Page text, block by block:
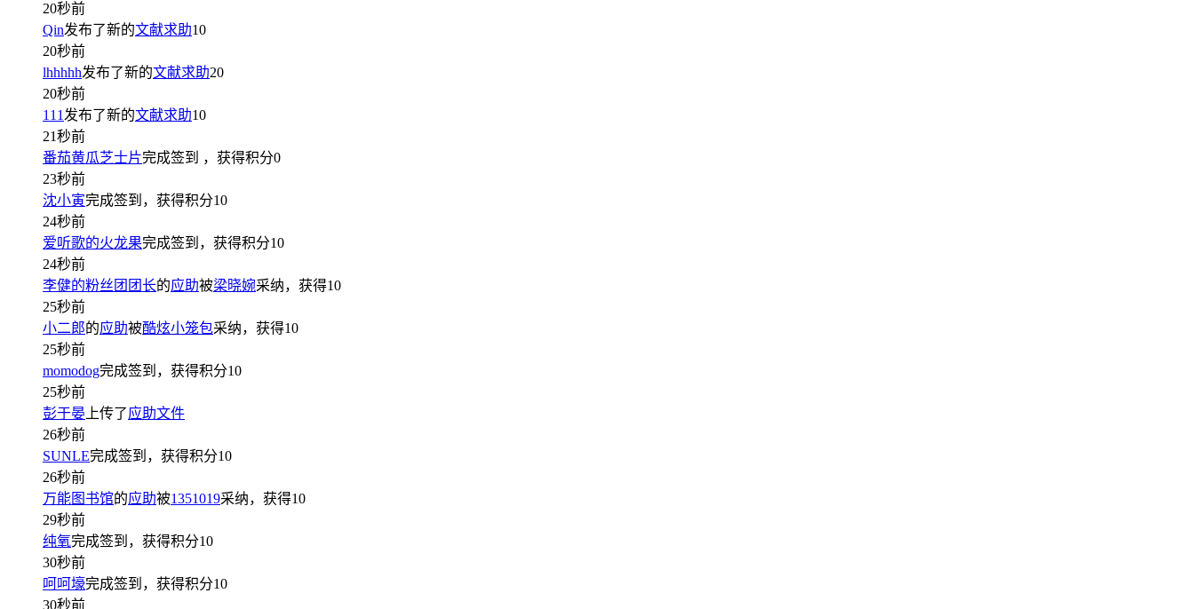
20秒前
Qin发布了新的文献求助10
20秒前
lhhhhh发布了新的文献求助20
20秒前
111 发布了新的文献求助10
21秒前
番茄黄瓜芝士片完成签到 ，获得积分0
23秒前
沈小寅完成签到，获得积分10
24秒前
爱听歌的火龙果完成签到，获得积分10
24秒前
李健的粉丝团团长的应助被梁晓婉采纳，获得10
25秒前
小二郎的应助被酷炫小笼包采纳，获得10
25秒前
momodog完成签到，获得积分10
25秒前
彭于晏 上传了应助文件
26秒前
SUNLE完成签到，获得积分10
26秒前
万能图书馆的应助被1351019采纳，获得10
29秒前
纯氧完成签到，获得积分10
30秒前
呵呵壕完成签到，获得积分10
30秒前